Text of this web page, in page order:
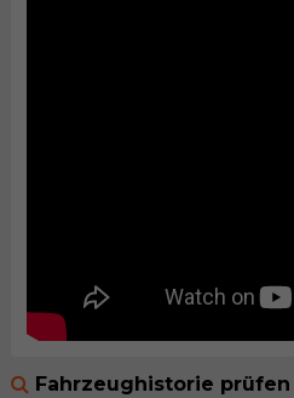
Fahrzeughistorie prüfen